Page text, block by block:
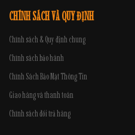
CHÍNH SÁCH VÀ QUY ĐỊNH
Chính sách & Quy định chung
Chính sách bảo hành
Chính Sách Bảo Mật Thông Tin
Giao hàng và thanh toán
Chính sách đổi trả hàng